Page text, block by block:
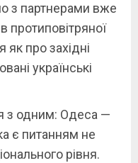
з партнерами вже
протиповітряної
про західні
українські
з одним: Одеса —
є питанням не
рівня.